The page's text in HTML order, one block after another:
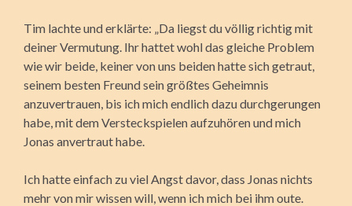
Tim lachte und erklärte: „Da liegst du völlig richtig mit
deiner Vermutung. Ihr hattet wohl das gleiche Problem
wie wir beide, keiner von uns beiden hatte sich getraut,
seinem besten Freund sein größtes Geheimnis
anzuvertrauen, bis ich mich endlich dazu durchgerungen
habe, mit dem Ver­steckspielen aufzuhören und mich
Jonas anvertraut habe.
Ich hatte einfach zu viel Angst davor, dass Jonas nichts
mehr von mir wissen will, wenn ich mich bei ihm oute.